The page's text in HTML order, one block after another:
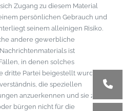
Zugang zu diesem Material
persönlichen Gebrauch und
seinem alleinigen Risiko.
andere gewerbliche
ist
in denen solches
Partei beigestellt wurde,
die speziellen
anzuerkennen und sie zu
bürgen nicht für die